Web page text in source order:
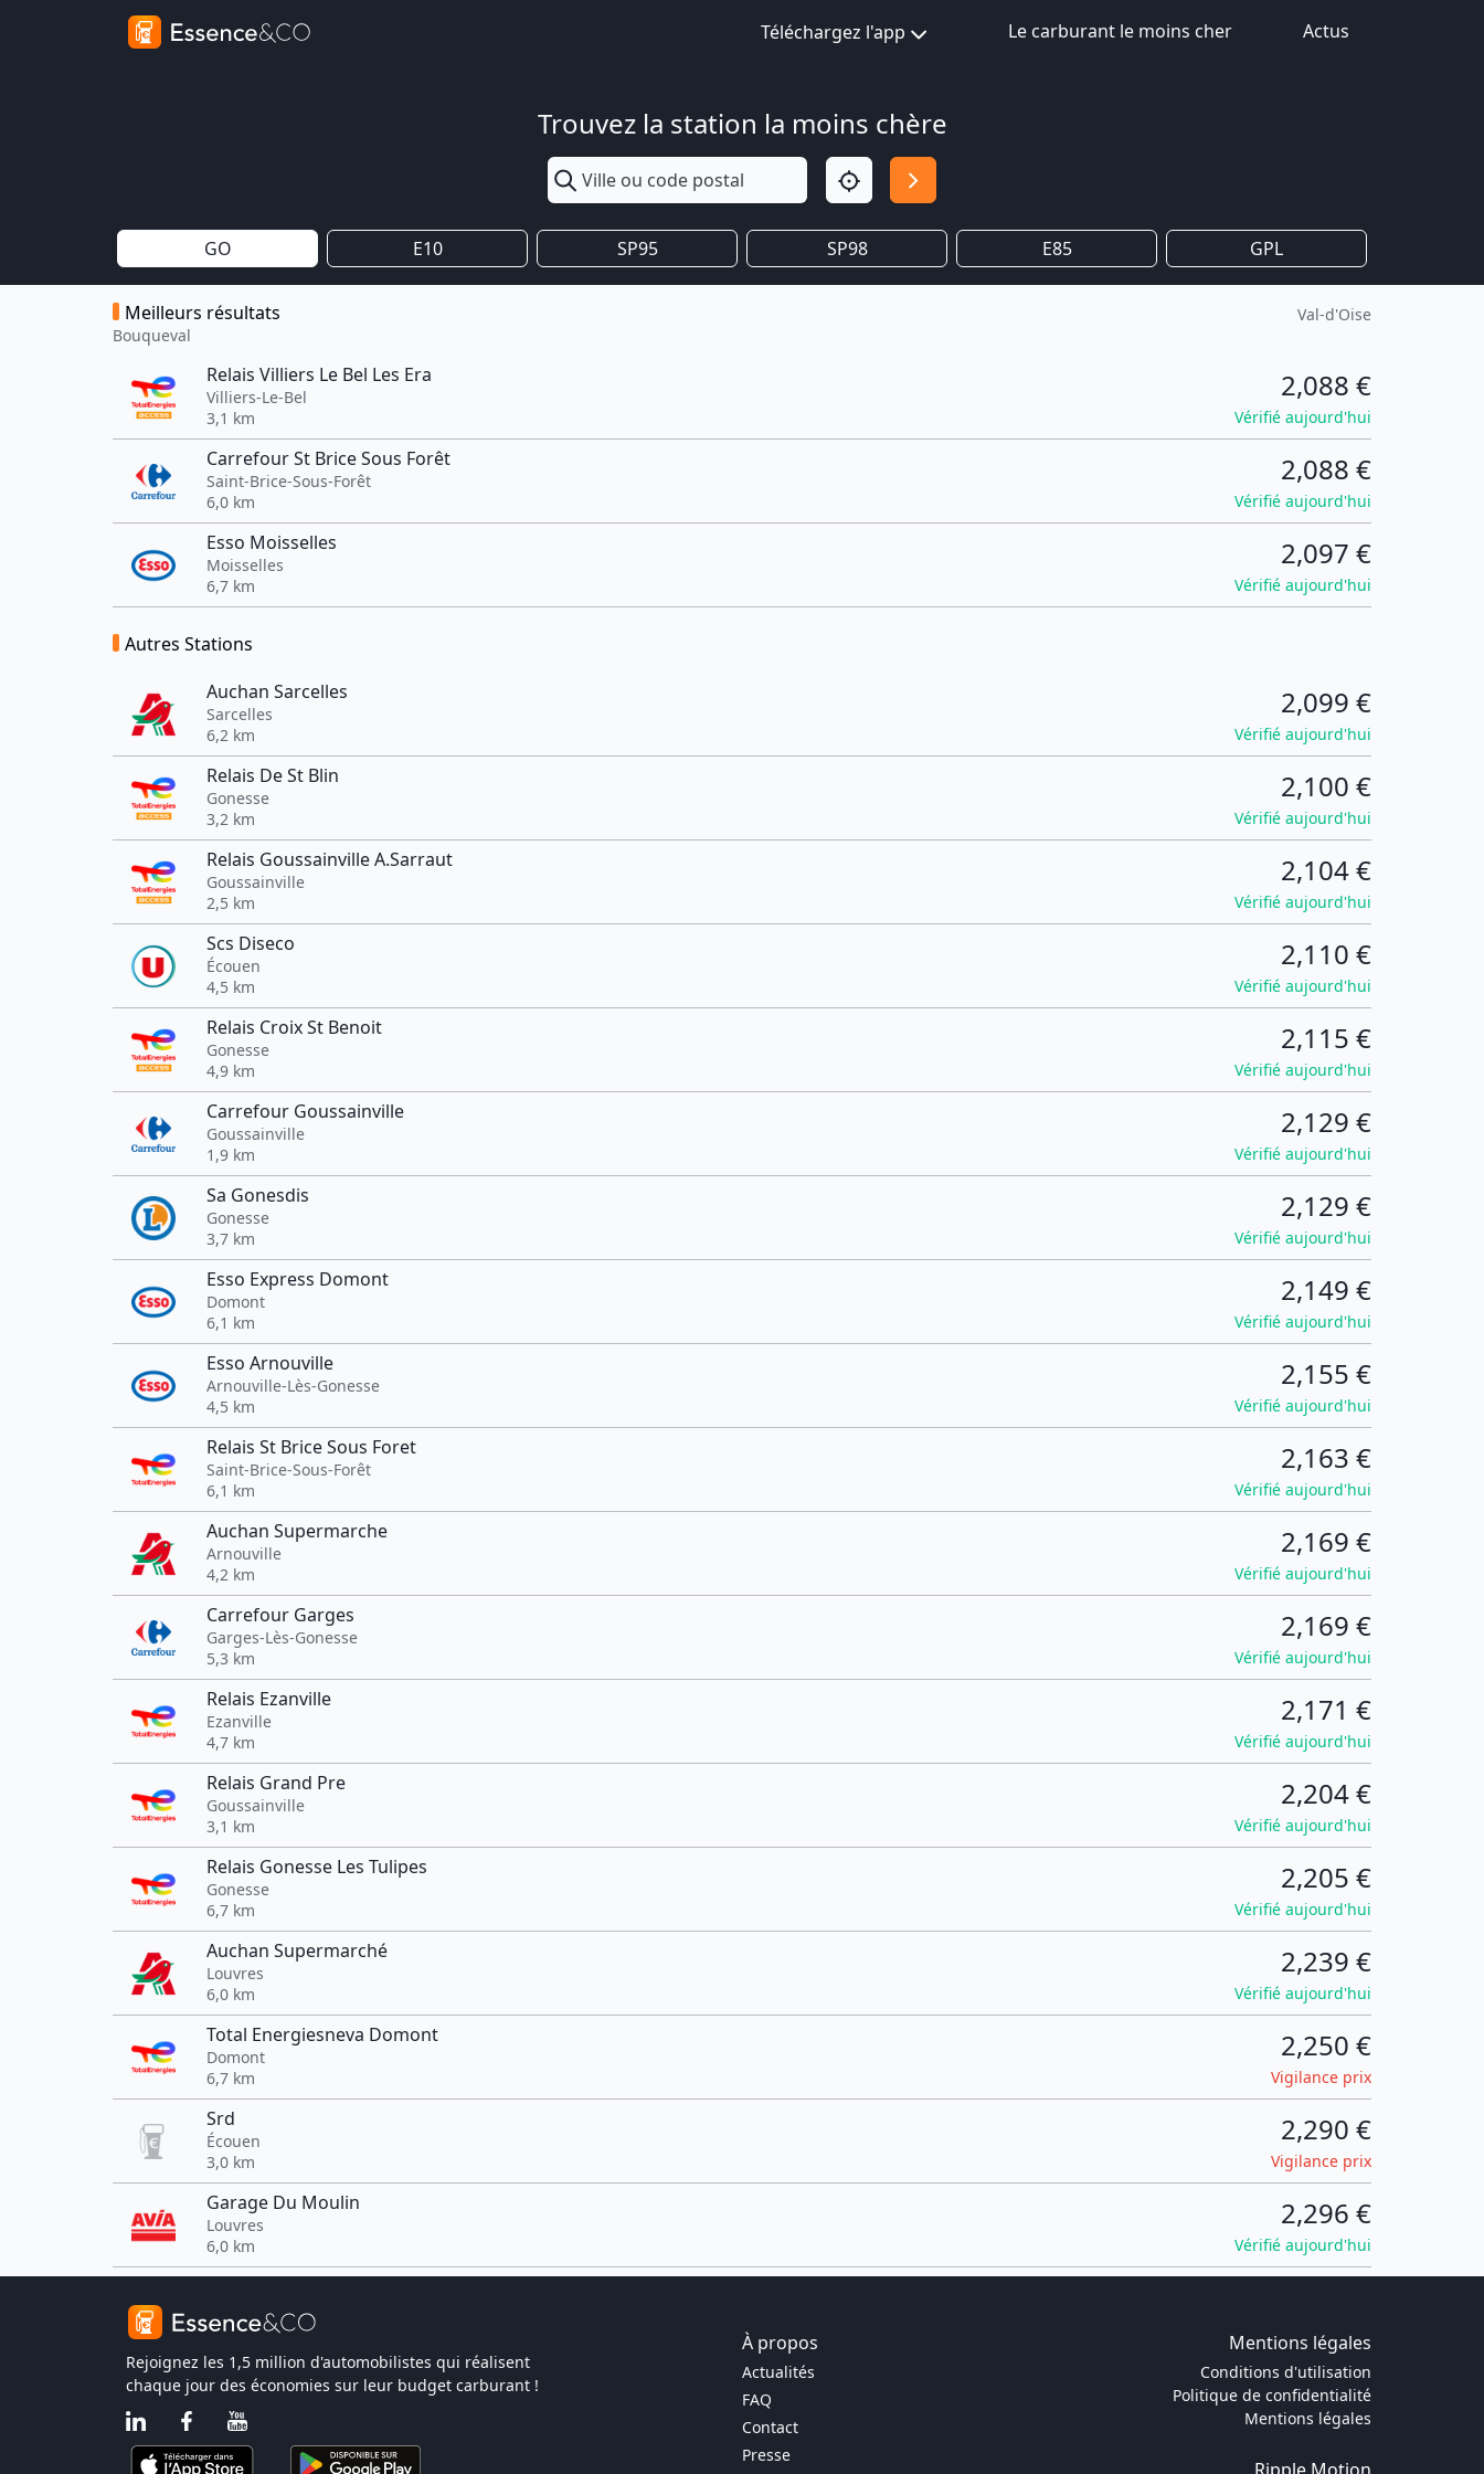
Téléchargez l'app Le carburant le moins cher Actus
Trouvez la station la moins chère
GO E10 SP95 SP98 E85 GPL
Meilleurs résultats
Bouqueval
Val-d'Oise
Relais Villiers Le Bel Les Era
Villiers-Le-Bel
3,1 km
2,088 €
Vérifié aujourd'hui
Carrefour St Brice Sous Forêt
Saint-Brice-Sous-Forêt
6,0 km
2,088 €
Vérifié aujourd'hui
Esso Moisselles
Moisselles
6,7 km
2,097 €
Vérifié aujourd'hui
Autres Stations
Auchan Sarcelles
Sarcelles
6,2 km
2,099 €
Vérifié aujourd'hui
Relais De St Blin
Gonesse
3,2 km
2,100 €
Vérifié aujourd'hui
Relais Goussainville A.Sarraut
Goussainville
2,5 km
2,104 €
Vérifié aujourd'hui
Scs Diseco
Écouen
4,5 km
2,110 €
Vérifié aujourd'hui
Relais Croix St Benoit
Gonesse
4,9 km
2,115 €
Vérifié aujourd'hui
Carrefour Goussainville
Goussainville
1,9 km
2,129 €
Vérifié aujourd'hui
Sa Gonesdis
Gonesse
3,7 km
2,129 €
Vérifié aujourd'hui
Esso Express Domont
Domont
6,1 km
2,149 €
Vérifié aujourd'hui
Esso Arnouville
Arnouville-Lès-Gonesse
4,5 km
2,155 €
Vérifié aujourd'hui
Relais St Brice Sous Foret
Saint-Brice-Sous-Forêt
6,1 km
2,163 €
Vérifié aujourd'hui
Auchan Supermarche
Arnouville
4,2 km
2,169 €
Vérifié aujourd'hui
Carrefour Garges
Garges-Lès-Gonesse
5,3 km
2,169 €
Vérifié aujourd'hui
Relais Ezanville
Ezanville
4,7 km
2,171 €
Vérifié aujourd'hui
Relais Grand Pre
Goussainville
3,1 km
2,204 €
Vérifié aujourd'hui
Relais Gonesse Les Tulipes
Gonesse
6,7 km
2,205 €
Vérifié aujourd'hui
Auchan Supermarché
Louvres
6,0 km
2,239 €
Vérifié aujourd'hui
Total Energiesneva Domont
Domont
6,7 km
2,250 €
Vigilance prix
Srd
Écouen
3,0 km
2,290 €
Vigilance prix
Garage Du Moulin
Louvres
6,0 km
2,296 €
Vérifié aujourd'hui
Rejoignez les 1,5 million d'automobilistes qui réalisent
chaque jour des économies sur leur budget carburant !
À propos Mentions légales
Actualités
FAQ
Contact
Presse
Conditions d'utilisation
Politique de confidentialité
Mentions légales